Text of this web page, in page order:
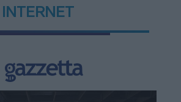
INTERNET